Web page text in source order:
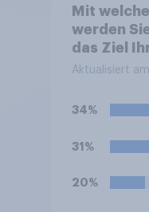
Mit
werden
das Ziel
Ihrem Ziel
Aktualisiert
34%
31%
20%